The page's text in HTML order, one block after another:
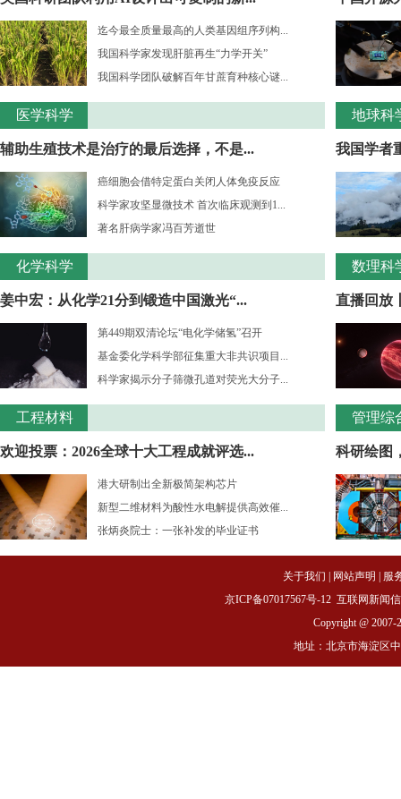
迄今最全质量最高的人类基因组序列构...
我国科学家发现肝脏再生“力学开关”
我国科学团队破解百年甘蔗育种核心谜...
医学科学
辅助生殖技术是治疗的最后选择，不是...
癌细胞会借特定蛋白关闭人体免疫反应
科学家攻坚显微技术 首次临床观测到1...
著名肝病学家冯百芳逝世
化学科学
姜中宏：从化学21分到锻造中国激光“...
第449期双清论坛“电化学储氢”召开
基金委化学科学部征集重大非共识项目...
科学家揭示分子筛微孔道对荧光大分子...
工程材料
欢迎投票：2026全球十大工程成就评选...
港大研制出全新极简架构芯片
新型二维材料为酸性水电解提供高效催...
张炳炎院士：一张补发的毕业证书
地球科
我国学者
数理科
直播回放
管理综
科研绘图
关于我们 网站声明
服
京ICP备07017567号-12 互联网新闻
Copyright @ 2007-
地址：北京市海淀区